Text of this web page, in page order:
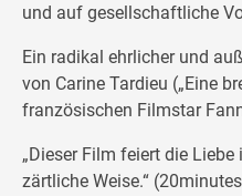
und auf gesellschaftliche
Ein radikal ehrlicher und
von Carine Tardieu („Eine
französischen Filmstar
„Dieser Film feiert die
zärtliche Weise.“